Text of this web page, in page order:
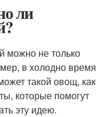
ли
можно не только
в холодно время
такой овощ, как
которые помогут
эту идею.